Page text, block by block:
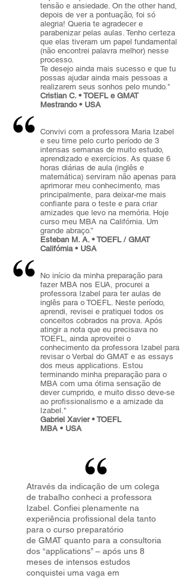
tensão e ansiedade. On the other hand,
depois de ver a pontuação, foi só
alegria! Queria te agradecer e
parabenizar pelas aulas. Tenho certeza
que elas tiveram um papel fundamental
(não encontrei palavra melhor) nesse
processo.
Te desejo ainda mais sucesso e que tu
possas ajudar ainda mais pessoas a
realizarem seus sonhos pelo mundo."
Cristian C. • TOEFL e GMAT
Mestrando • USA
Convivi com a professora Maria Izabel
e seu time pelo curto período de 3
intensas semanas de muito estudo,
aprendizado e exercícios. As quase 6
horas diárias de aula (inglês e
matemática) serviram não apenas para
aprimorar meu conhecimento, mas
principalmente, para deixar-me mais
confiante para o teste e para criar
amizades que levo na memória. Hoje
curso meu MBA na Califórnia. Um
grande abraço.”
Esteban M. A. • TOEFL / GMAT
Califórnia • USA
No início da minha preparação para
fazer MBA nos EUA, procurei a
professora Izabel para ter aulas de
inglês para o TOEFL. Neste período,
aprendi, revisei e pratiquei todos os
conceitos cobrados na prova. Após
atingir a nota que eu precisava no
TOEFL, ainda aproveitei o
conhecimento da professora Izabel para
revisar o Verbal do GMAT e as essays
dos meus applications. Estou
terminando minha preparação para o
MBA com uma ótima sensação de
dever cumprido, e muito disso deve-se
ao profissionalismo e a amizade da
Izabel."
Gabriel Xavier • TOEFL
MBA • USA
Através da indicação de um colega
de trabalho conheci a professora
Izabel. Confiei plenamente na
experiência profissional dela tanto
para o curso preparatório
de GMAT quanto para a consultoria
dos “applications” – após uns 8
meses de intensos estudos
conquistei uma vaga em